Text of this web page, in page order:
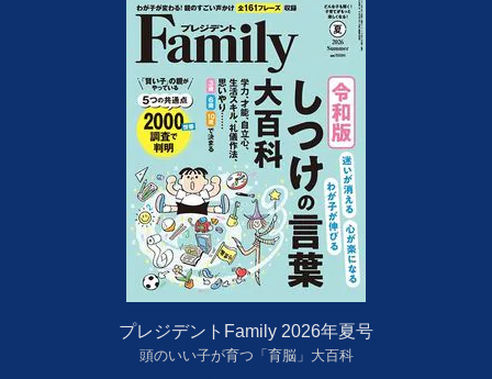
プレジデントFamily 2026年夏号
頭のいい子が育つ「育脳」大百科